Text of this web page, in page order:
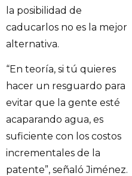
la posibilidad de
caducarlos no es la mejor
alternativa.
“En teoría, si tú quieres
hacer un resguardo para
evitar que la gente esté
acaparando agua, es
suficiente con los costos
incrementales de la
patente”, señaló Jiménez.